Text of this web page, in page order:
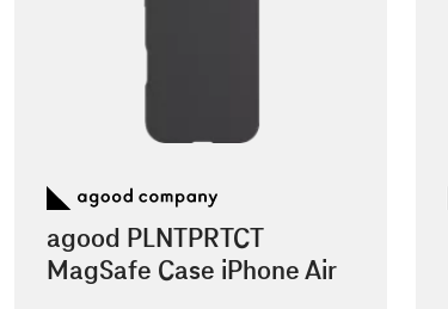
agood PLNTPRTCT
MagSafe Case iPhone Air